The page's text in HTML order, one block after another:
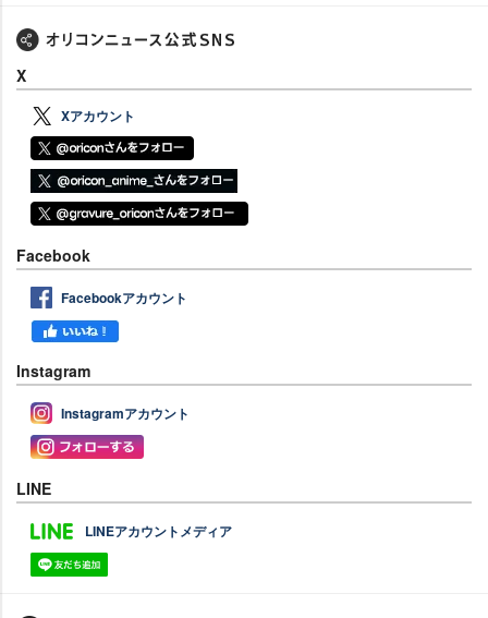
X
Xアカウント
Facebook
Facebookアカウント
Instagram
Instagramアカウント
LINE
LINEアカウントメディア